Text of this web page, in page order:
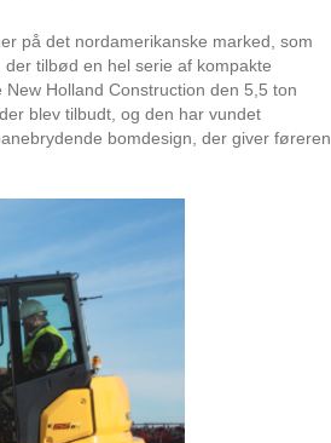
på det nordamerikanske marked, som
tilbød en hel serie af kompakte
Holland Construction den 5,5 ton
blev tilbudt, og den har vundet
bomdesign, der giver føreren